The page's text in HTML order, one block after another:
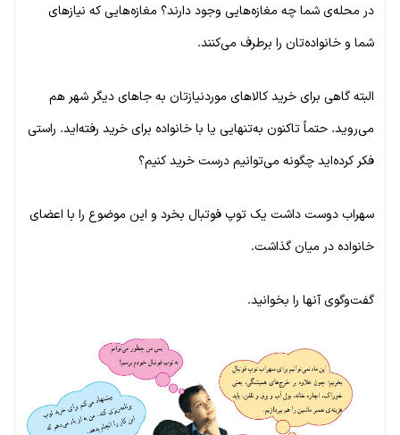
در محله‌ی شما چه مغازه‌هایی وجود دارند؟ مغازه‌هایی که نیازهای
شما و خانواده‌تان را برطرف می‌کنند.
البته گاهی برای خرید کالاهای موردنیازتان به جاهای دیگر شهر هم
می‌روید. حتماً تاکنون به‌تنهایی یا با خانواده برای خرید رفته‌اید. راستی
فکر کرده‌اید چگونه می‌توانیم درست خرید کنیم؟
سهراب دوست داشت یک توپ فوتبال بخرد و این موضوع را با اعضای
خانواده در میان گذاشت.
گفت‌وگوی آنها را بخوانید.